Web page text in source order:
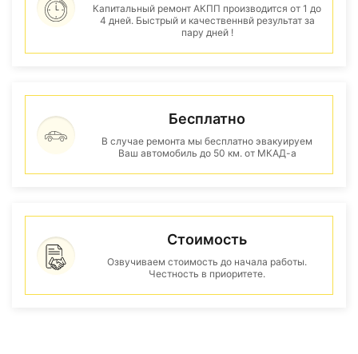
Капитальный ремонт АКПП производится от 1 до
4 дней. Быстрый и качественнвй результат за
пару дней !
Бесплатно
В случае ремонта мы бесплатно эвакуируем
Ваш автомобиль до 50 км. от МКАД-а
Стоимость
Озвучиваем стоимость до начала работы.
Честность в приоритете.